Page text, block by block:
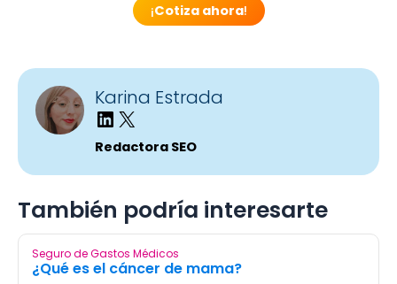
¡Cotiza ahora!
Karina Estrada
Redactora SEO
También podría interesarte
Seguro de Gastos Médicos
¿Qué es el cáncer de mama?